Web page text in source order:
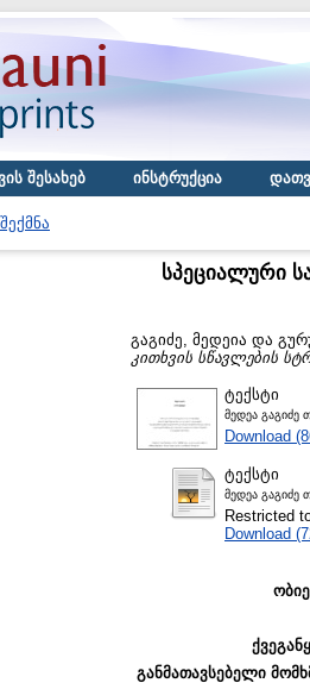
შესახებ ინსტრუქცია
სპეციალური
გაგიძე, მედეია და
კითხვის სწავლების
ტექსტი
მედეა გაგიძე
Download
ტექსტი
მედეა გაგიძე
Restricted
Download
განმათავსებელი